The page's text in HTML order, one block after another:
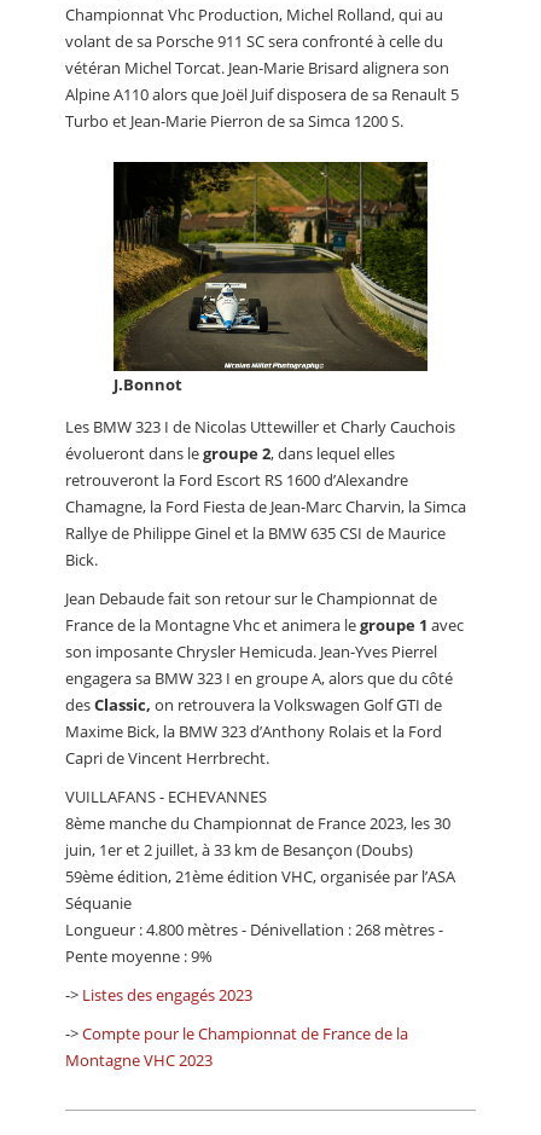
Championnat Vhc Production, Michel Rolland, qui au
volant de sa Porsche 911 SC sera confronté à celle du
vétéran Michel Torcat. Jean-Marie Brisard alignera son
Alpine A110 alors que Joël Juif disposera de sa Renault 5
Turbo et Jean-Marie Pierron de sa Simca 1200 S.
J.Bonnot
Les BMW 323 I de Nicolas Uttewiller et Charly Cauchois
évolueront dans legroupe 2, dans lequel elles
retrouveront la Ford Escort RS 1600 d’Alexandre
Chamagne, la Ford Fiesta de Jean-Marc Charvin, la Simca
Rallye de Philippe Ginel et la BMW 635 CSI de Maurice
Bick.
Jean Debaude fait son retour sur le Championnat de
France de la Montagne Vhc et animera legroupe 1 avec
son imposante Chrysler Hemicuda. Jean-Yves Pierrel
engagera sa BMW 323 I en groupe A, alors que du côté
desClassic, on retrouvera la Volkswagen Golf GTI de
Maxime Bick, la BMW 323 d’Anthony Rolais et la Ford
Capri de Vincent Herrbrecht.
VUILLAFANS - ECHEVANNES
8ème manche du Championnat de France 2023, les 30
juin, 1er et 2 juillet, à 33 km de Besançon (Doubs)
59ème édition, 21ème édition VHC, organisée par l’ASA
Séquanie
Longueur : 4.800 mètres - Dénivellation : 268 mètres -
Pente moyenne : 9%
-> Listes des engagés 2023
->Compte pour le Championnat de France de la
Montagne VHC 2023